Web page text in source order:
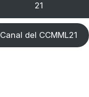
21
Canal del CCMML21